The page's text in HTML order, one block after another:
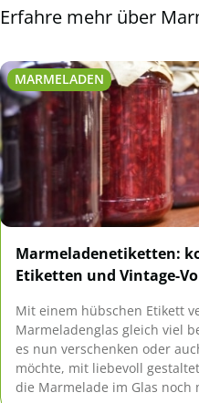
Erfahre mehr über
MARMELADEN
Marmeladenetiketten:
Etiketten und Vintage-
Mit einem hübschen Etikett
Marmeladenglas gleich viel
es nun verschenken oder
möchte, mit liebevoll
die Marmelade im Glas noch